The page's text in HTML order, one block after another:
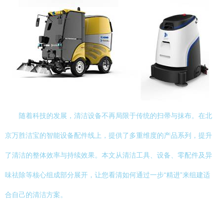
随着科技的发展，清洁设备不再局限于传统的扫帚与抹布。在北
京万胜洁宝的智能设备配件线上，提供了多重维度的产品系列，提升
了清洁的整体效率与持续效果。本文从清洁工具、设备、零配件及异
味祛除等核心组成部分展开，让您看清如何通过一步“精进”来组建适
合自己的清洁方案。